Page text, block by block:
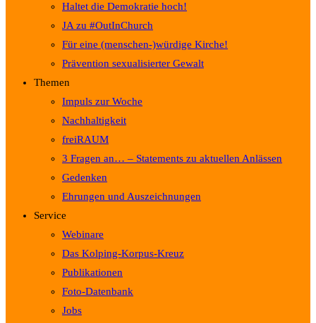
Haltet die Demokratie hoch!
JA zu #OutInChurch
Für eine (menschen-)würdige Kirche!
Prävention sexualisierter Gewalt
Themen
Impuls zur Woche
Nachhaltigkeit
freiRAUM
3 Fragen an… – Statements zu aktuellen Anlässen
Gedenken
Ehrungen und Auszeichnungen
Service
Webinare
Das Kolping-Korpus-Kreuz
Publikationen
Foto-Datenbank
Jobs